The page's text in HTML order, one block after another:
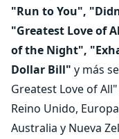
"Run to You",
"Greatest Love of
of the Night",
Dollar Bill" y más
Greatest Love of
Reino Unido,
Australia y Nueva